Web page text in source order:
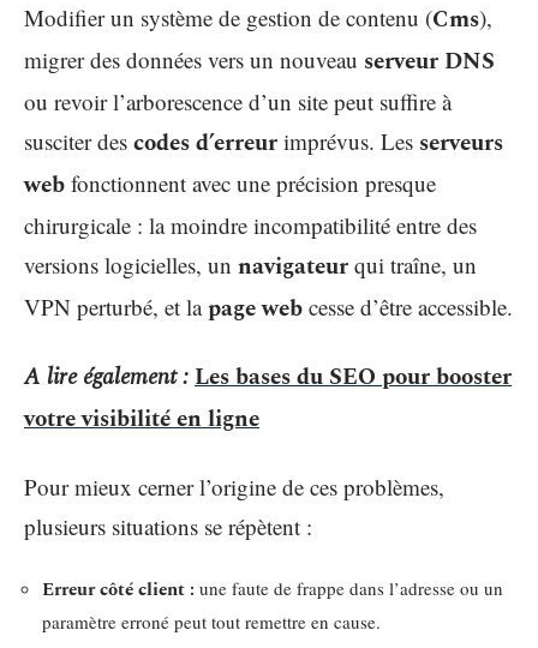
Modifier un système de gestion de contenu (Cms),
migrer des données vers un nouveau serveur DNS
ou revoir l’arborescence d’un site peut suffire à
susciter des codes d’erreur imprévus. Les serveurs
web fonctionnent avec une précision presque
chirurgicale : la moindre incompatibilité entre des
versions logicielles, un navigateur qui traîne, un
VPN perturbé, et lapage web cesse d’être accessible.
A lire également :Les bases du SEO pour booster
votre visibilité en ligne
Pour mieux cerner l’origine de ces problèmes,
plusieurs situations se répètent :
Erreur côté client : une faute de frappe dans l’adresse ou un
paramètre erroné peut tout remettre en cause.